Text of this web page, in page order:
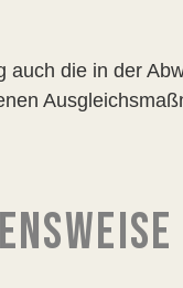
die in der